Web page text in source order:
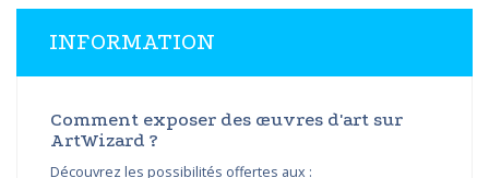
INFORMATION
Comment exposer des œuvres d'art sur
ArtWizard ?
Découvrez les possibilités offertes aux :